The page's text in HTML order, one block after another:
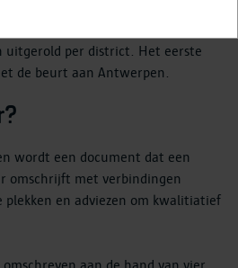
uitgerold per district. Het eerste
de beurt aan Antwerpen.
wordt een document dat een
omschrijft met verbindingen
plekken en adviezen om kwalitiatief